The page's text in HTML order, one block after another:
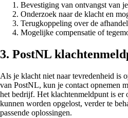
Bevestiging van ontvangst van
Onderzoek naar de klacht en
Terugkoppeling over de
Mogelijke compensatie of
3. PostNL
Als je klacht niet naar tevredenheid is
van PostNL, kun je contact opnemen
het bedrijf. Het klachtenmeldpunt is er
kunnen worden opgelost, verder te
passende oplossingen.